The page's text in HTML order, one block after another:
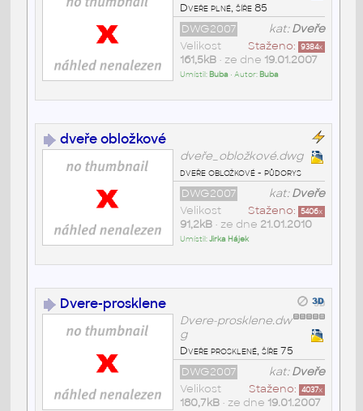
Dveře plné, šíře 85
kat:Dveře
DWG2007
Staženo: 9384x
Velikost
161,5kB• ze dne 19.01.2007
Umístil: Buba • Autor: Buba
dveře obložkové
dveře_obložkové.dwg
dveře obložkové - půdorys
kat:Dveře
DWG2007
Staženo: 5406x
Velikost
91,2kB• ze dne 21.01.2010
Umístil:Jirka Hájek
Dvere-prosklene
Dvere-prosklene.dw
g
Dveře prosklené, šíře 75
kat:Dveře
DWG2007
Staženo: 4037x
Velikost
180,7kB• ze dne 19.01.2007